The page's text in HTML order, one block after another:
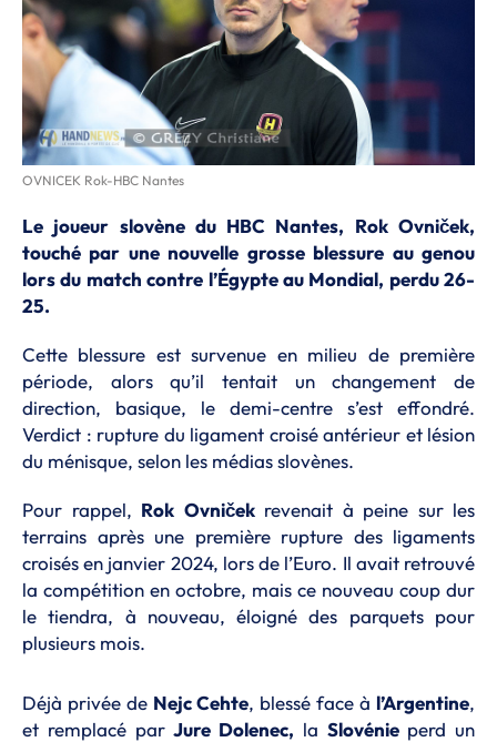
OVNICEK Rok-HBC Nantes
Le joueur slovène du HBC Nantes, Rok Ovniček,
touché par une nouvelle grosse blessure au genou
lors du match contre l’Égypte au Mondial, perdu 26-
25.
Cette blessure est survenue en milieu de première
période, alors qu’il tentait un changement de
direction, basique, le demi-centre s’est effondré.
Verdict : rupture du ligament croisé antérieur et lésion
du ménisque, selon les médias slovènes.
Pour rappel, Rok Ovničekrevenait à peine sur les
terrains après une première rupture des ligaments
croisés en janvier 2024, lors de l’Euro. Il avait retrouvé
la compétition en octobre, mais ce nouveau coup dur
le tiendra, à nouveau, éloigné des parquets pour
plusieurs mois.
Déjà privée de Nejc Cehte, blessé face à l’Argentine,
et remplacé parJure Dolenec, la Slovénieperd un